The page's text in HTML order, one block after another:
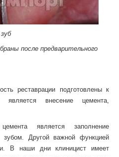
после предварительного
реставрации подготовлены к
внесение цемента,
является заполнение
зубом. Другой важной функцией
В наши дни клиницист имеет